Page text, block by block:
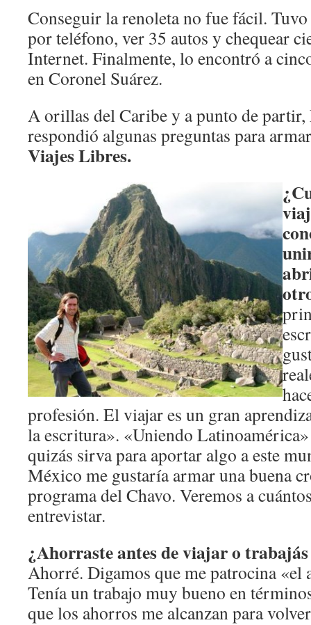
Conseguir la renoleta no fue fácil.
por teléfono, ver 35 autos y chequear
Internet. Finalmente, lo encontró a
en Coronel Suárez.
A orillas del Caribe y a punto de
respondió algunas preguntas para
Viajes Libres.
profesión. El viajar es un gran
la escritura». «Uniendo Latinoamérica»
quizás sirva para aportar algo a este
México me gustaría armar una buena
programa del Chavo. Veremos a
entrevistar.
¿Ahorraste antes de viajar o
Ahorré. Digamos que me patrocina «el
Tenía un trabajo muy bueno en
que los ahorros me alcanzan para